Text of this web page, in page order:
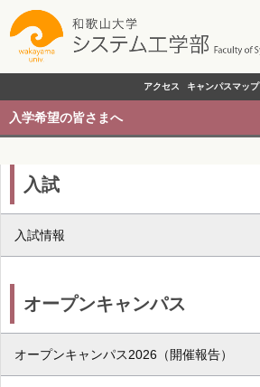
アクセス キャンパスマップ
入学希望の皆さまへ
入試
入試情報
オープンキャンパス
オープンキャンパス2026（開催報告）